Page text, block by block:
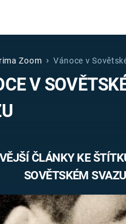
DRUHÁ
VETŘELCI DÁVNOVĚKU
Zoom Vánoce v
V
ČLÁNKY KE
SOVĚTSKÉM